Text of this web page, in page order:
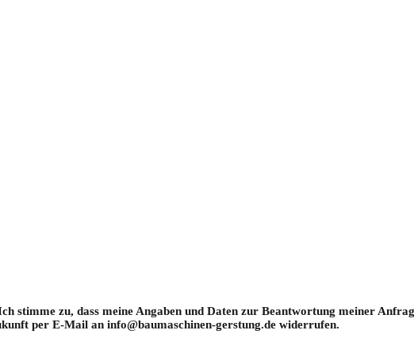
stimme zu, dass meine Angaben und Daten zur Beantwortung meiner
per E-Mail an info@baumaschinen-gerstung.de widerrufen.